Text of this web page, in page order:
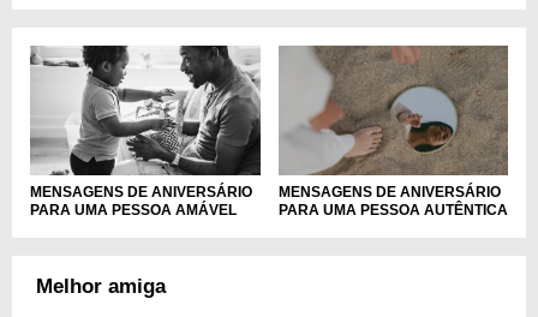
MENSAGENS DE ANIVERSÁRIO
PARA UMA PESSOA AMÁVEL
MENSAGENS DE ANIVERSÁRIO
PARA UMA PESSOA AUTÊNTICA
Melhor amiga